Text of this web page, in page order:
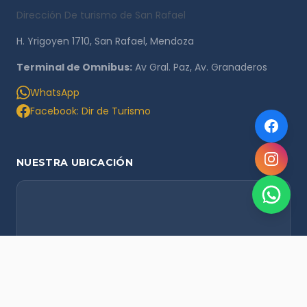
Dirección De turismo de San Rafael
H. Yrigoyen 1710, San Rafael, Mendoza
Terminal de Omnibus: Av Gral. Paz, Av. Granaderos
WhatsApp
Facebook: Dir de Turismo
NUESTRA UBICACIÓN